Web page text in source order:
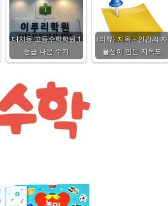
대치동 고등수학학원 1
등급 나온 수기
(리뷰) 지옥 - 인간의 자
율성이 만든 지옥도